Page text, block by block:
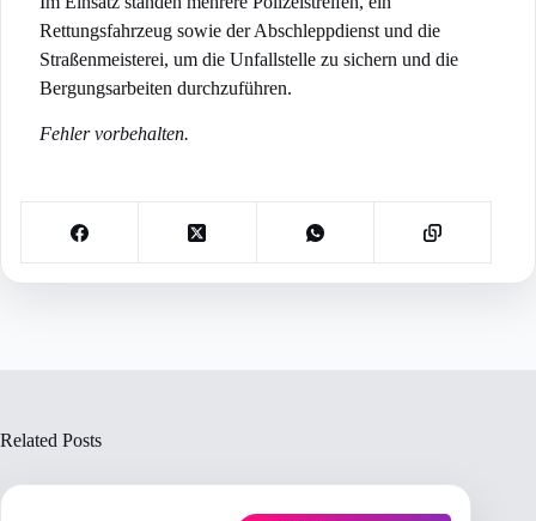
Rettungsfahrzeug sowie der Abschleppdienst und die
Straßenmeisterei, um die Unfallstelle zu sichern und die
Bergungsarbeiten durchzuführen.
Fehler vorbehalten.
Related Posts